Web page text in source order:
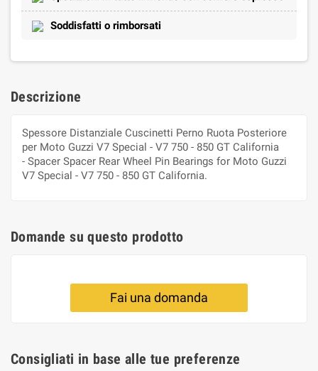
Soddisfatti o rimborsati
Descrizione
Spessore Distanziale Cuscinetti Perno Ruota Posteriore
per Moto Guzzi V7 Special - V7 750 - 850 GT California
- Spacer Spacer Rear Wheel Pin Bearings for Moto Guzzi
V7 Special - V7 750 - 850 GT California.
Domande su questo prodotto
Fai una domanda
Consigliati in base alle tue preferenze